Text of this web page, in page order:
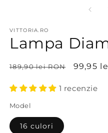
o
fereastră
modală
VITTORIA.RO
Lampa
Preț
189,90 lei RON
Preț
99,95
1 recenzie
Model
16 culori